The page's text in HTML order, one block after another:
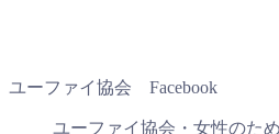
ユーファイ協会 Facebook
ユーファイ協会・女性のた